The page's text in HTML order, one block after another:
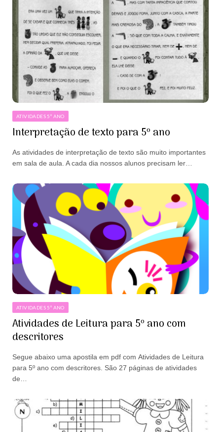
ATIVIDADES 5º ANO
Interpretação de texto para 5º ano
As atividades de interpretação de texto são muito importantes
em sala de aula. A cada dia nossos alunos precisam ler…
ATIVIDADES 5º ANO
Atividades de Leitura para 5º ano com
descritores
Segue abaixo uma apostila em pdf com Atividades de Leitura
para 5º ano com descritores. São 27 páginas de atividades
de…